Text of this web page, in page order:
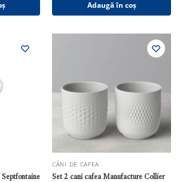
Adaugă în coș
Septfontaine
CĂNI DE CAFEA
Set 2 cani cafea Manufacture Collier